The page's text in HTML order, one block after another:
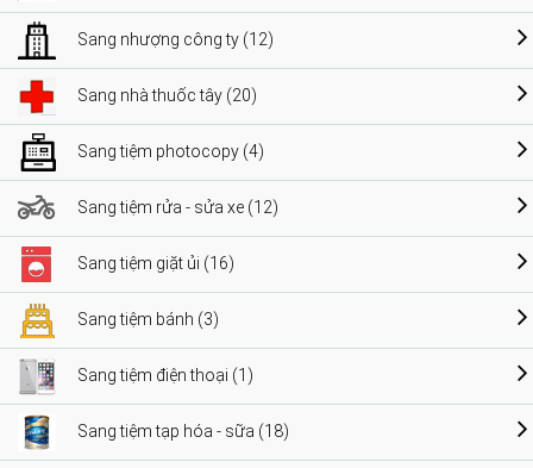
Sang nhượng công ty (12)
Sang nhà thuốc tây (20)
Sang tiệm photocopy (4)
Sang tiệm rửa - sửa xe (12)
Sang tiệm giặt ủi (16)
Sang tiệm bánh (3)
Sang tiệm điện thoại (1)
Sang tiệm tạp hóa - sữa (18)